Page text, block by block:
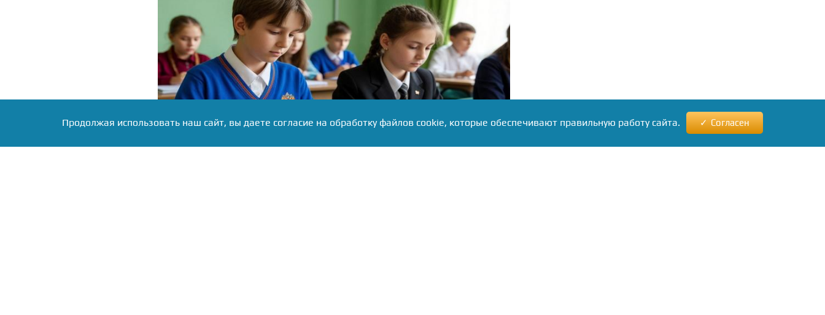
Продолжая использовать наш сайт, вы даете согласие на обработку файлов cookie, которые обеспечивают правильную работу сайта. Согласен